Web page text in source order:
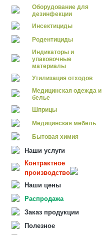
Оборудование для
дезинфекции
Инсектициды
Родентициды
Индикаторы и
упаковочные
материалы
Утилизация отходов
Медицинская одежда и
белье
Шприцы
Медицинская мебель
Бытовая химия
Наши услуги
Контрактное
производство
Наши цены
Распродажа
Заказ продукции
Полезное